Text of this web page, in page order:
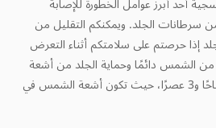
سرطانات الجلد. ويمكنكم التقليل من
إذا حرصتم على سلامتكم أثناء التعرض
الشمس دائمًا وحماية الجلد من أشعة
الشمس بين الساعة 11 صباحًا و3 عصرًا، حيث تكون أشعة الشمس في